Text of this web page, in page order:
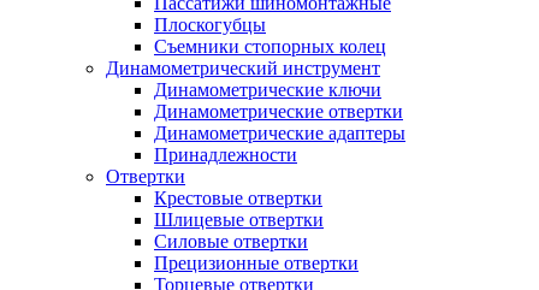
Плоскогубцы
Съемники стопорных колец
Динамометрический инструмент
Динамометрические ключи
Динамометрические отвертки
Динамометрические адаптеры
Принадлежности
Отвертки
Крестовые отвертки
Шлицевые отвертки
Силовые отвертки
Прецизионные отвертки
Торцевые отвертки